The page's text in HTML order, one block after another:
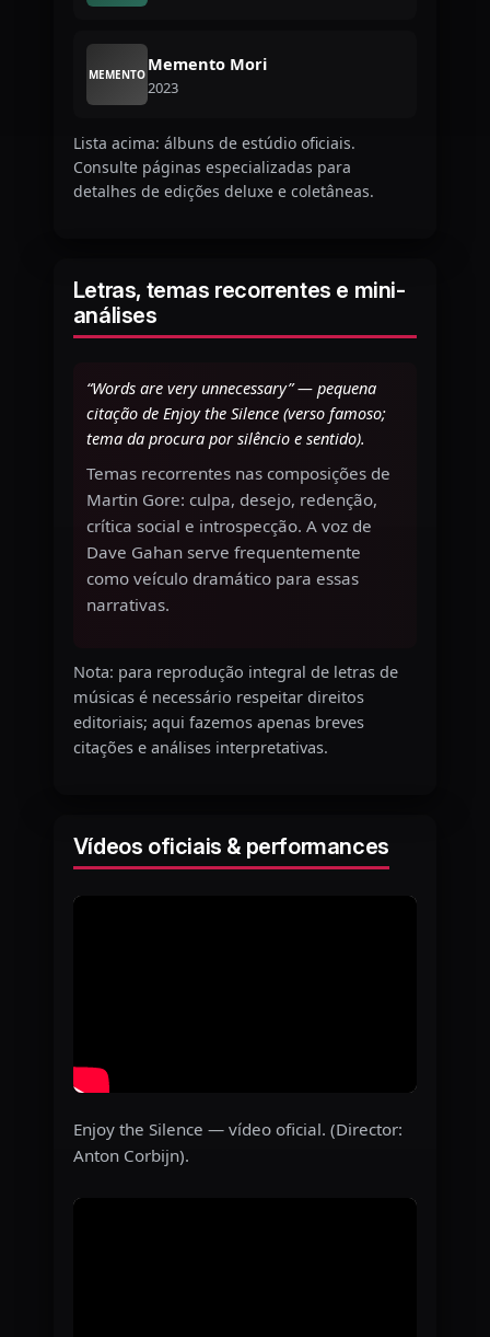
MEMENTO
Memento Mori
2023
Lista acima: álbuns de estúdio oficiais.
Consulte páginas especializadas para
detalhes de edições deluxe e coletâneas.
Letras, temas recorrentes e mini-
análises
“Words are very unnecessary” — pequena
citação de Enjoy the Silence(verso famoso;
tema da procura por silêncio e sentido).
Temas recorrentes nas composições de
Martin Gore: culpa, desejo, redenção,
crítica social e introspecção. A voz de
Dave Gahan serve frequentemente
como veículo dramático para essas
narrativas.
Nota: para reprodução integral de letras de
músicas é necessário respeitar direitos
editoriais; aqui fazemos apenas breves
citações e análises interpretativas.
Vídeos oficiais & performances
Enjoy the Silence — vídeo oficial. (Director:
Anton Corbijn).